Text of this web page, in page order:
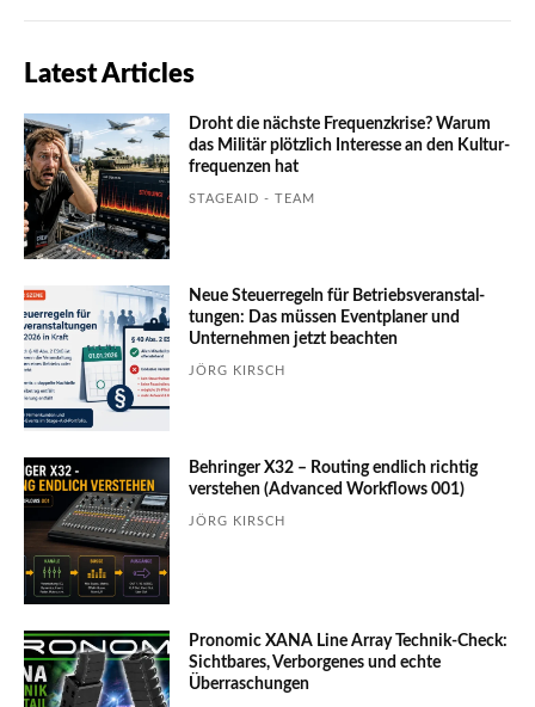
Latest Articles
Droht die nächste Frequenzkrise? Warum
das Mili­tär plötzlich Inte­resse an den Kultur­
fre­quen­zen hat
STAGEAID - TEAM
Neue Steuerregeln für Betriebs­ver­an­stal­
tungen: Das müssen Event­planer und
Unter­nehmen jetzt beachten
JÖRG KIRSCH
Behringer X32 – Routing endlich richtig
verstehen (Advanced Workflows 001)
JÖRG KIRSCH
Pronomic XANA Line Array Technik-Check:
Sichtbares, Verborgenes und echte
Überraschungen